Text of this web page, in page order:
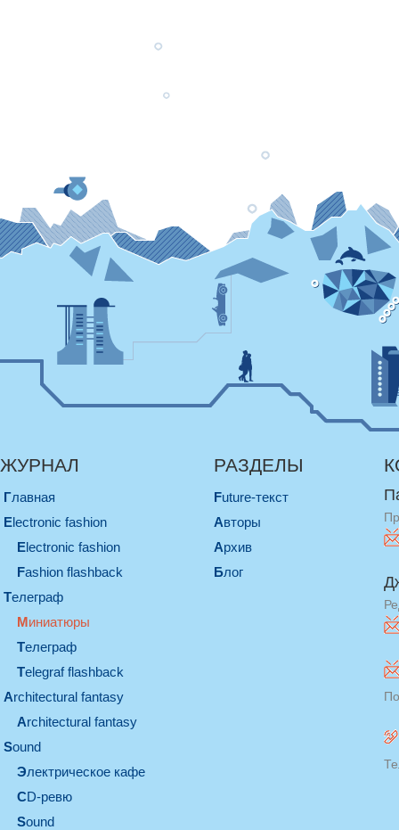
ЖУРНАЛ
Главная
electronic fashion
electronic fashion
Fashion flashback
телеграф
миниатюры
телеграф
Telegraf flashback
architectural fantasy
architectural fantasy
sound
электрическое кафе
CD-ревю
sound
РАЗДЕЛЫ
Future-текст
Авторы
Архив
Блог